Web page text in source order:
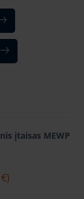
įtaisas MEWP